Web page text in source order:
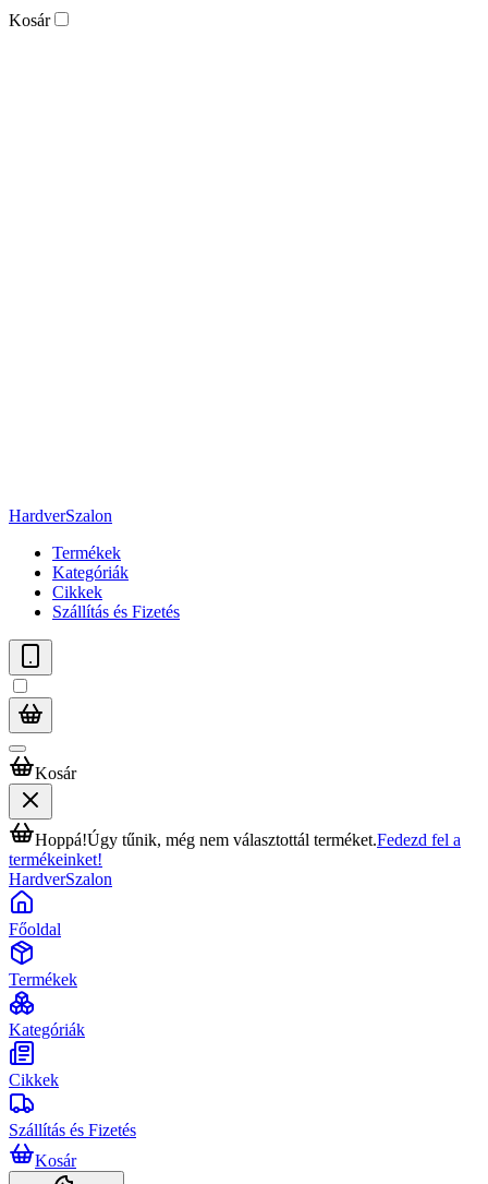
Kosár
HardverSzalon
Termékek
Kategóriák
Cikkek
Szállítás és Fizetés
Kosár
Hoppá!Úgy tűnik, még nem választottál terméket.Fedezd fel a
termékeinket!
HardverSzalon
Főoldal
Termékek
Kategóriák
Cikkek
Szállítás és Fizetés
Kosár